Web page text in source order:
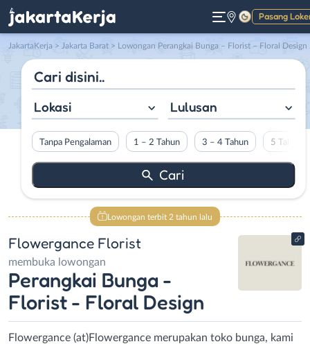
Pasang
Gelap
JakartaKerja > Jakarta Barat > Lowongan Perangkai Bunga – Florist – Floral Design di Flowergance Florist
Lokasi Lulusan
Tanpa Pengalaman 1 – 2 Tahun 3 – 4 Tahun 5 Tahun
Lowongan terbit 2 tahun lalu
Flowergance Florist
membuka lowongan
Perangkai Bunga -
Florist - Floral Design
Flowergance (at)Flowergance merupakan toko bunga, kami